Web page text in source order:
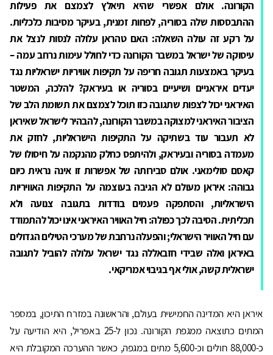
הקורונה. אולם אפשרי שהיא תיאלץ לצמצם את פעילות
ההתבססות שלה בסוריה, לפחות זמנית, בעיקר מסיבות כלכליות.
על רקע זה עולה השאלה: האם טהראן עלולה לנסות לנצל את
עיסוקה של ישראל במשבר הקורונה כדי לחולל עימות נרחב עמה –
בעיקר באמצעות תגובה חריפה על תקיפות אוויריות ישראליות נגד
יעדים איראניים ושיעיים בסוריה או בעיראק? להלכה, המשטר
האיראני יכול לצפות שתגובה כזו תוכל לצמצם את תשומת הלב של
הציבור האיראני למצוקה במשבר הקורונה, להבהיר לישראל שאיראן
לא תעבור עוד בשתיקה על התקיפות הישראליות, לחזק את
מעמדה בסוריה ובעיראק, ולהיתפס כחלק מהנקמה על חיסולו של
קאסם סולימאני. אולם סבירותה של אפשרות זו אינה נראית כיום
גבוהה: איראן מעולם לא הגיבה בעוצמה על התקיפות האוויריות
הישראליות, והסתפקה פעמים בודדות בתגובה צנועה ולא
תכליתית. הסיבה לכך כפולה: חיל האוויר האיראני אינו יכול להתמודד
עם חיל האוויר הישראלי; והפעלה נרחבת של מערכי הטילים הגדולים
באיראן ואלה שבידי חזבאללה נגד ישראל עלולה להוביל לתגובה
ישראלית קשה, אולי אף בגיבוי אמריקאי.
איראן היא המדינה החמישית בעולם, והראשונה במזרח התיכון, במספר
המתים כתוצאה ממגפת הקורונה. נכון ל-25 באפריל, היא הודיעה על
כ-88,000 חולים וכ-5,600 מתים במגפה, כאשר ההערכה המקובלת היא